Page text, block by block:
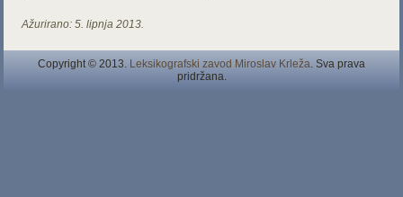
Ažurirano: 5. lipnja 2013.
Copyright © 2013. Leksikografski zavod Miroslav Krleža. Sva prava
pridržana.